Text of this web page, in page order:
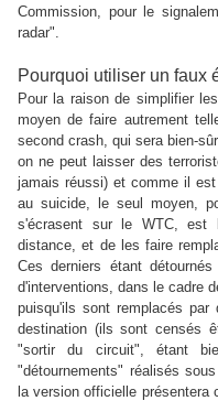
Commission, pour le
radar".
Pourquoi utiliser un faux
Pour la raison de simplifier
moyen de faire autrement
second crash, qui sera bien-
on ne peut laisser des
jamais réussi) et comme il
au suicide, le seul moyen,
s'écrasent sur le WTC, est
distance, et de les faire
Ces derniers étant
d'interventions, dans le cadre
puisqu'ils sont remplacés
destination (ils sont censés
"sortir du circuit", étant
"détournements" réalisés
la version officielle